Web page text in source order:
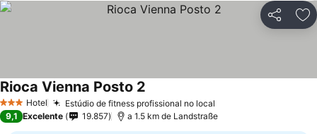
Partilhar
3 EstrelasHotel Estúdio de fitness profissional no local
Rioca Vienna Posto 2
9,1 Excelente 19.857 a 1.5 km de Landstraße